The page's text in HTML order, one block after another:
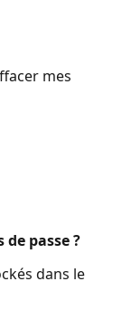
mes
passe ?
dans le